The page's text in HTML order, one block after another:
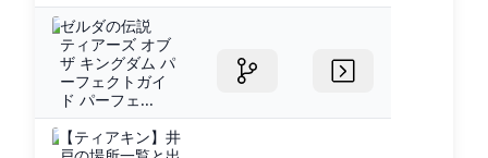
ゼルダの伝説
ティアーズ オブ
ザ キングダム パ
ーフェクトガイ
ド パーフェ...
【ティアキン】井